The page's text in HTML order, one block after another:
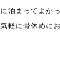
泊まってよかっ
軽に骨休めにお